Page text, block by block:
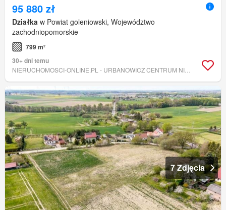
95 880 zł
Działka w Powiat goleniowski, Województwo
zachodniopomorskie
799 m²
30+ dni temu
7 Zdjęcia